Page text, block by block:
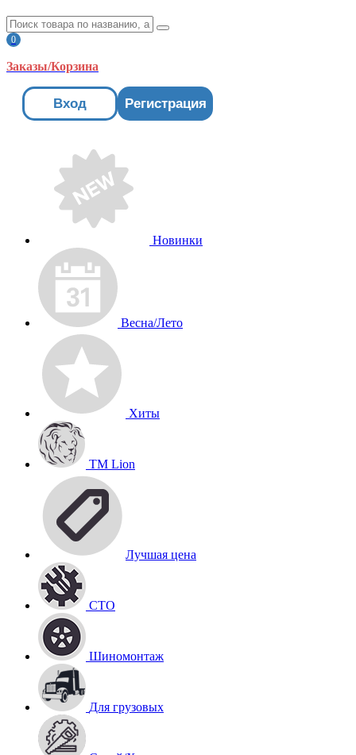
0
Заказы/Корзина
Вход Регистрация
Новинки
Весна/Лето
Хиты
TM Lion
Лучшая цена
СТО
Шиномонтаж
Для грузовых